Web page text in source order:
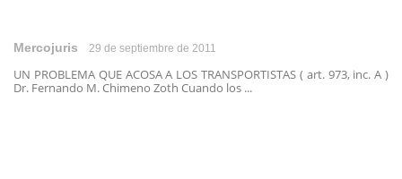
Mercojuris 29 de septiembre de 2011
UN PROBLEMA QUE ACOSA A LOS TRANSPORTISTAS ( art. 973, inc. A )
Dr. Fernando M. Chimeno Zoth Cuando los ...